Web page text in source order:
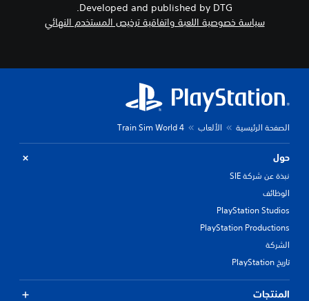
Developed and published by DTG.
سياسة خصوصية اللعبة واتفاقية ترخيص المستخدم النهائي
الصفحة الرئيسية الألعاب Train Sim World 4
حول
نبذة عن شركة SIE
الوظائف
PlayStation Studios
PlayStation Productions
الشركة
تاريخ PlayStation
المنتجات